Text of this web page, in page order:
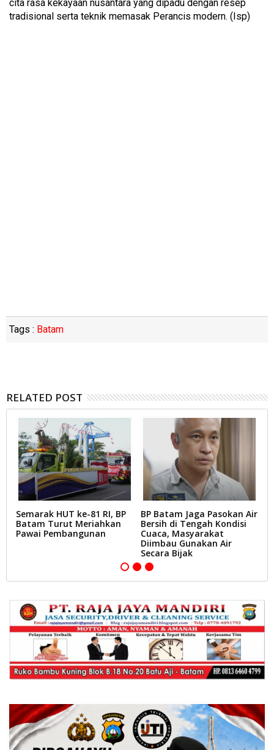
cita rasa kekayaan nusantara yang dipadu dengan resep
tradisional serta teknik memasak Perancis modern. (Isp)
Tags : Batam
RELATED POST
Semarak HUT ke-81 RI, BP
Batam Turut Meriahkan
Pawai Pembangunan
BP Batam Jaga Pasokan Air
Bersih di Tengah Kondisi
Cuaca, Masyarakat
Diimbau Gunakan Air
Secara Bijak